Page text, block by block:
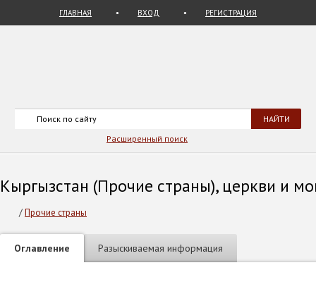
ГЛАВНАЯ ВХОД РЕГИСТРАЦИЯ
Расширенный поиск
Кыргызстан (Прочие страны), церкви и
/Прочие страны
Оглавление Разыскиваемая информация